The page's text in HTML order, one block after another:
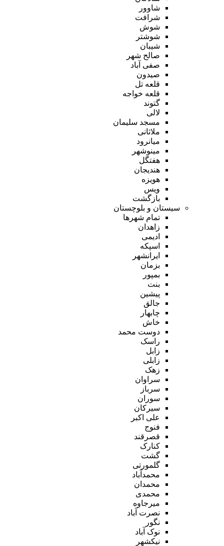
شاوور
شرافت
شوش
شوشتر
شیبان
صالح شهر
صفی آباد
صیدون
قلعه تل
قلعه خواجه
گتوند
لالی
مسجد سلیمان
ملاثانی
میانرود
مینوشهر
هفتگل
هندیجان
هویزه
ویس
بازگشت
سیستان و بلوچستان
تمام شهر‌ها
زاهدان
ادیمی
اسپکه
ایرانشهر
بزمان
بمپور
بنت
پیشین
جالق
چابهار
خاش
دوست محمد
راسک
زابل
زابلی
زهک
سراوان
سرباز
سوران
سیرکان
علی اکبر
فنوج
قصرقند
کنارک
گشت
گلمورتی
محمدآباد
محمدان
محمدی
میرجاوه
نصرت آباد
نگور
نوک آباد
نیکشهر